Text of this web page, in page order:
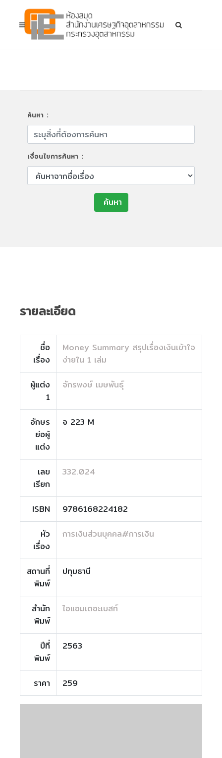
ค้นหา :
เงื่อนไขการค้นหา :
ค้นหา
รายละเอียด
ชื่อ
เรื่อง
Money Summary สรุปเรื่องเงินเข้าใจ
ง่ายใน 1 เล่ม
ผู้แต่ง
1
จักรพงษ์ เมษพันธุ์
อักษร
ย่อผู้
แต่ง
จ 223 M
เลข
เรียก
332.024
ISBN
9786168224182
หัว
เรื่อง
การเงินส่วนบุคคล#การเงิน
สถานที่
พิมพ์
ปทุมธานี
สำนัก
พิมพ์
ไอแอมเดอะเบสท์
ปีที่
พิมพ์
2563
ราคา 259